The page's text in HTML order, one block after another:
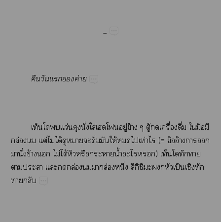
_
​​​​ค่
​​ว่​ั่​ใส่​​ู่​ข้​ู้​​ื่​ื่​​​​
ล่​​ต่​ไม่​ได้​​​​ื่​​ให้​​​ท่​​(=​ข้​อ้​​​
​ั่​ข้​​ไม่​ได้​​​​น้ำ​​)​​​​
​​​​ล่​​​ล่​ึ่​ึิ​​​​ป็​​​
​